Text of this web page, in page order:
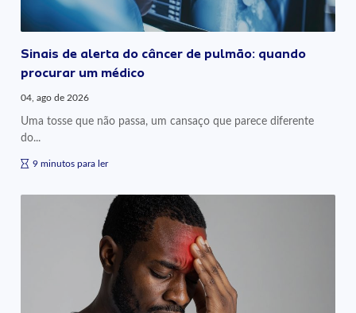
Sinais de alerta do câncer de pulmão: quando
procurar um médico
04, ago de 2026
Uma tosse que não passa, um cansaço que parece diferente
do...
9 minutos para ler